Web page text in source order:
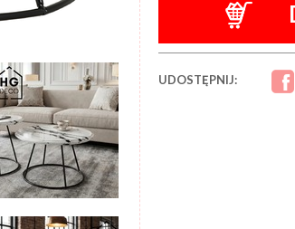
UDOSTĘPNIJ: